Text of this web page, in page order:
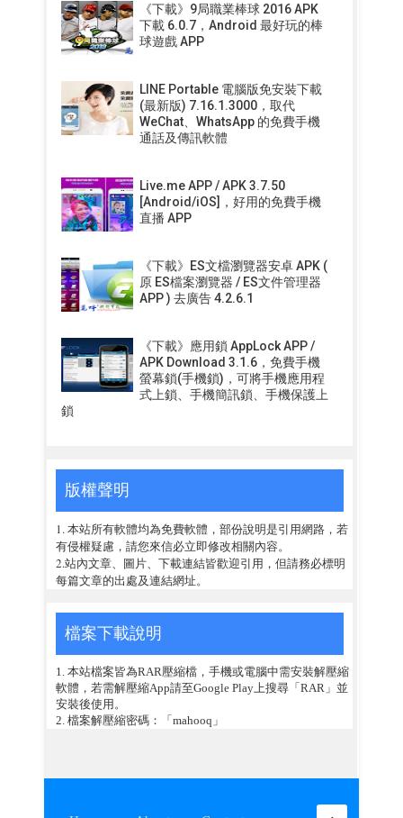
《下載》9局職業棒球 2016 APK
下載 6.0.7，Android 最好玩的棒
球遊戲 APP
LINE Portable 電腦版免安裝下載
(最新版) 7.16.1.3000，取代
WeChat、WhatsApp 的免費手機
通話及傳訊軟體
Live.me APP / APK 3.7.50
[Android/iOS]，好用的免費手機
直播 APP
《下載》ES文檔瀏覽器安卓 APK (
原 ES檔案瀏覽器 / ES文件管理器
APP ) 去廣告 4.2.6.1
《下載》應用鎖 AppLock APP /
APK Download 3.1.6，免費手機
螢幕鎖(手機鎖)，可將手機應用程
式上鎖、手機簡訊鎖、手機保護上
鎖
版權聲明
1. 本站所有軟體均為免費軟體，部份說明是引用網路，若
有侵權疑慮，請您來信必立即修改相關內容。
2.站內文章、圖片、下載連結皆歡迎引用，但請務必標明
每篇文章的出處及連結網址。
檔案下載說明
1. 本站檔案皆為RAR壓縮檔，手機或電腦中需安裝解壓縮
軟體，若需解壓縮App請至Google Play上搜尋「RAR」並
安裝後使用。
2. 檔案解壓縮密碼：「mahooq」